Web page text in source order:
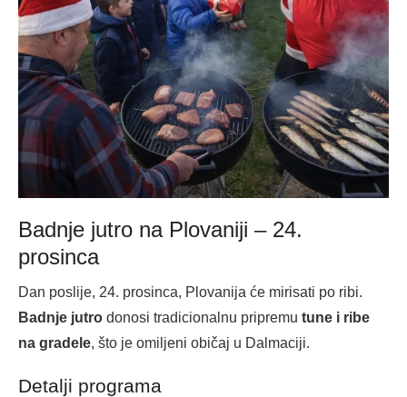
Badnje jutro na Plovaniji – 24.
prosinca
Dan poslije, 24. prosinca, Plovanija će mirisati po ribi.
Badnje jutro donosi tradicionalnu pripremu tune i ribe
na gradele, što je omiljeni običaj u Dalmaciji.
Detalji programa